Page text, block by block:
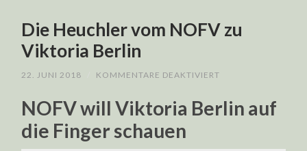
Die Heuchler vom NOFV zu
Viktoria Berlin
22. JUNI 2018 KOMMENTARE DEAKTIVIERT
VOM
NOFV
NOFV will Viktoria Berlin auf
die Finger schauen